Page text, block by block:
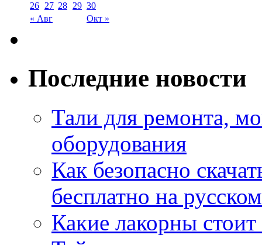
« Авг Окт »
26 27 28 29 30
Последние новости
Тали для ремонта,
оборудования
Как безопасно
бесплатно на
Какие лакорны